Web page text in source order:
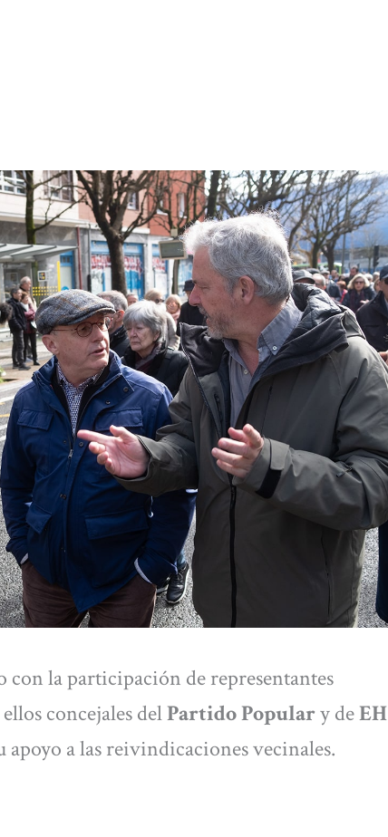
la participación de representantes
concejales delPartido Populary deEH
apoyo a las reivindicaciones vecinales.